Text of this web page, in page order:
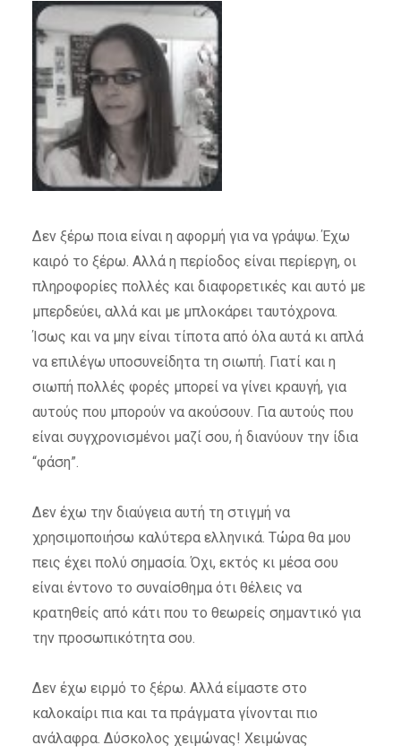
Δεν ξέρω ποια είναι η αφορμή για να γράψω. Έχω
καιρό το ξέρω. Αλλά η περίοδος είναι περίεργη, οι
πληροφορίες πολλές και διαφορετικές και αυτό με
μπερδεύει, αλλά και με μπλοκάρει ταυτόχρονα.
Ίσως και να μην είναι τίποτα από όλα αυτά κι απλά
να επιλέγω υποσυνείδητα τη σιωπή. Γιατί και η
σιωπή πολλές φορές μπορεί να γίνει κραυγή, για
αυτούς που μπορούν να ακούσουν. Για αυτούς που
είναι συγχρονισμένοι μαζί σου, ή διανύουν την ίδια
“φάση”.
Δεν έχω την διαύγεια αυτή τη στιγμή να
χρησιμοποιήσω καλύτερα ελληνικά. Τώρα θα μου
πεις έχει πολύ σημασία. Όχι, εκτός κι μέσα σου
είναι έντονο το συναίσθημα ότι θέλεις να
κρατηθείς από κάτι που το θεωρείς σημαντικό για
την προσωπικότητα σου.
Δεν έχω ειρμό το ξέρω. Αλλά είμαστε στο
καλοκαίρι πια και τα πράγματα γίνονται πιο
ανάλαφρα. Δύσκολος χειμώνας! Χειμώνας